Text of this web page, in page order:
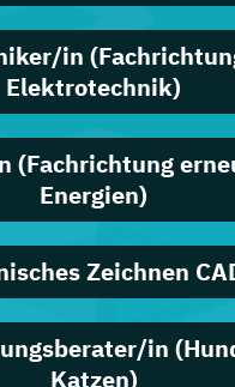
in
Elektrotechnik)
(Fachrichtung
Energien)
Zeichnen
in
Katzen)